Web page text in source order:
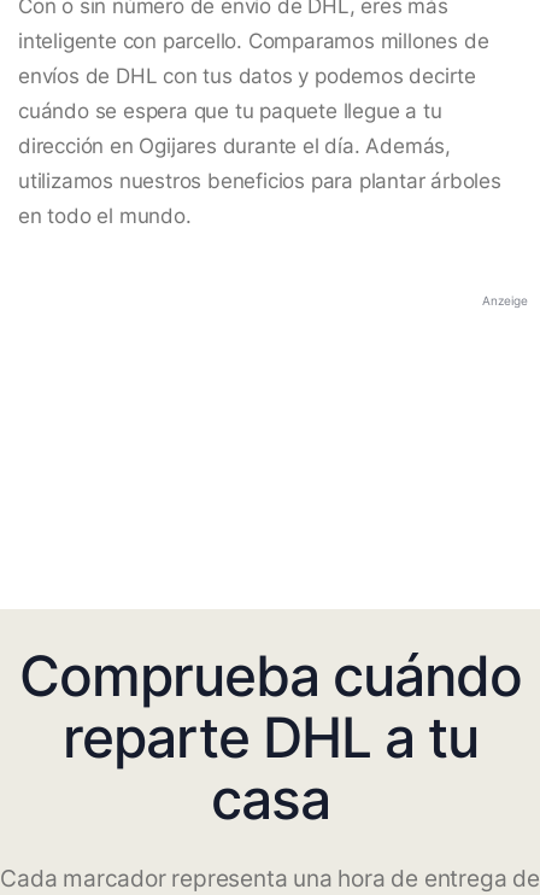
Con o sin número de envío de DHL, eres más
inteligente con parcello. Comparamos millones de
envíos de DHL con tus datos y podemos decirte
cuándo se espera que tu paquete llegue a tu
dirección en Ogijares durante el día. Además,
utilizamos nuestros beneficios para plantar árboles
en todo el mundo.
Anzeige
Comprueba cuándo
reparte DHL a tu
casa
Cada marcador representa una hora de entrega de